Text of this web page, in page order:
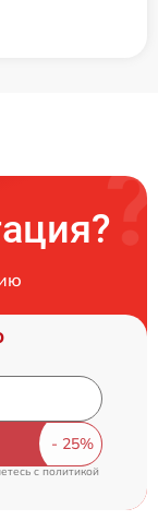
cполитикой